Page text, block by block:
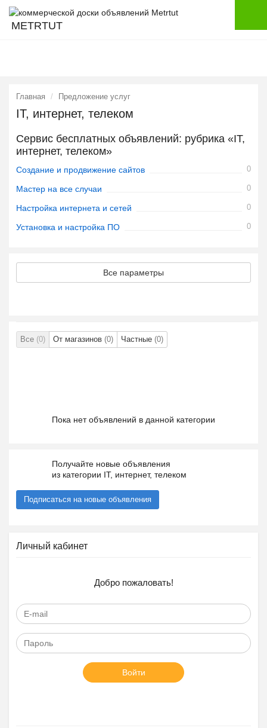
METRTUT
Главная Предложение услуг
IT, интернет, телеком
Сервис бесплатных объявлений: рубрика «IT,
интернет, телеком»
Создание и продвижение сайтов 0
Мастер на все случаи 0
Настройка интернета и сетей 0
Установка и настройка ПО 0
Все параметры
Все (0) От магазинов (0) Частные (0)
Пока нет объявлений в данной категории
Получайте новые объявления
из категории IT, интернет, телеком
Подписаться на новые объявления
Личный кабинет
Добро пожаловать!
Войти